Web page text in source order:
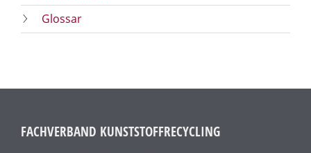
Glossar
FACHVERBAND KUNSTSTOFFRECYCLING